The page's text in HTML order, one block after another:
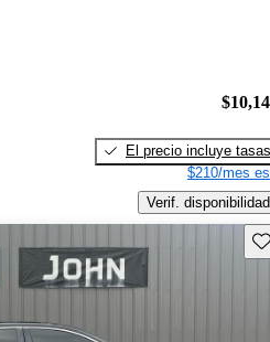
El precio incluye tasas
$210/mes
Verif. disponibilidad